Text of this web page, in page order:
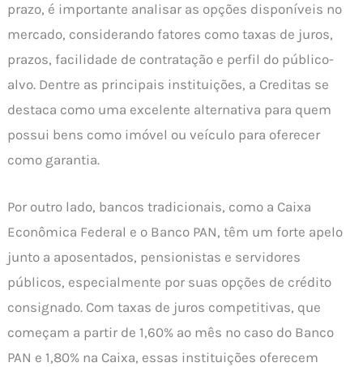
prazo, é importante analisar as opções disponíveis no
mercado, considerando fatores como taxas de juros,
prazos, facilidade de contratação e perfil do público-
alvo. Dentre as principais instituições, a Creditas se
destaca como uma excelente alternativa para quem
possui bens como imóvel ou veículo para oferecer
como garantia.
Por outro lado, bancos tradicionais, como a Caixa
Econômica Federal e o Banco PAN, têm um forte apelo
junto a aposentados, pensionistas e servidores
públicos, especialmente por suas opções de crédito
consignado. Com taxas de juros competitivas, que
começam a partir de 1,60% ao mês no caso do Banco
PAN e 1,80% na Caixa, essas instituições oferecem